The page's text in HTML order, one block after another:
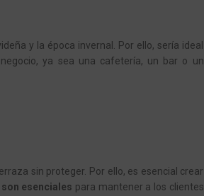
y la época invernal. Por ello, sería ideal
ya sea una cafetería, un bar o un
sin proteger. Por ello, es esencial crear
esenciales para mantener a los clientes